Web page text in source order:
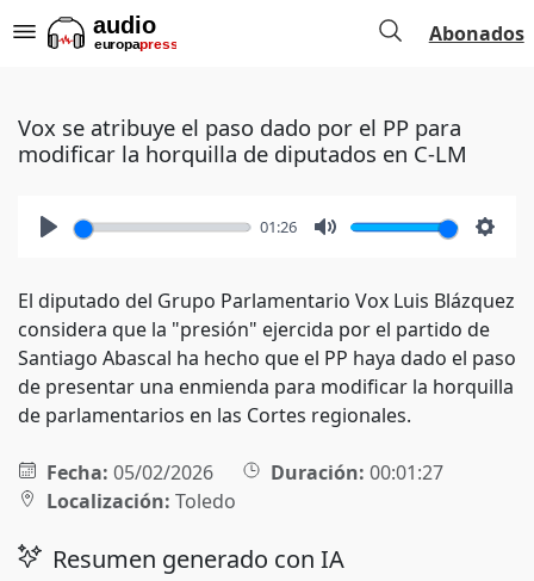
Abonados
Vox se atribuye el paso dado por el PP para
modificar la horquilla de diputados en C-LM
01:26
El diputado del Grupo Parlamentario Vox Luis Blázquez
considera que la "presión" ejercida por el partido de
Santiago Abascal ha hecho que el PP haya dado el paso
de presentar una enmienda para modificar la horquilla
de parlamentarios en las Cortes regionales.
Fecha: 05/02/2026 Duración: 00:01:27
Localización: Toledo
Resumen generado con IA